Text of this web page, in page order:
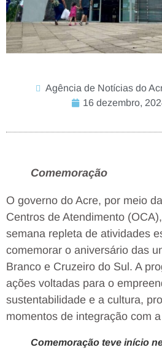
Agência de Notícias do
16 dezembro,
Comemoração
O governo do Acre, por meio
Centros de Atendimento
semana repleta de atividades
comemorar o aniversário das
Branco e Cruzeiro do Sul. A
ações voltadas para o
sustentabilidade e a cultura,
momentos de integração com
Comemoração teve início